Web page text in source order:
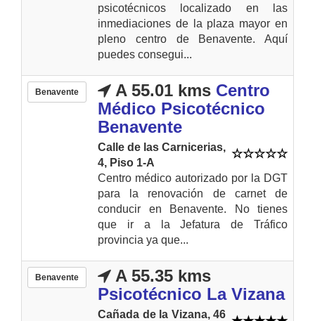
psicotécnicos localizado en las
inmediaciones de la plaza mayor en
pleno centro de Benavente. Aquí
puedes consegui...
Benavente A 55.01 kms Centro
Médico Psicotécnico
Benavente
Calle de las Carnicerias,
4, Piso 1-A
Centro médico autorizado por la DGT
para la renovación de carnet de
conducir en Benavente. No tienes
que ir a la Jefatura de Tráfico
provincia ya que...
Benavente
A 55.35 kms
Psicotécnico La Vizana
Cañada de la Vizana, 46